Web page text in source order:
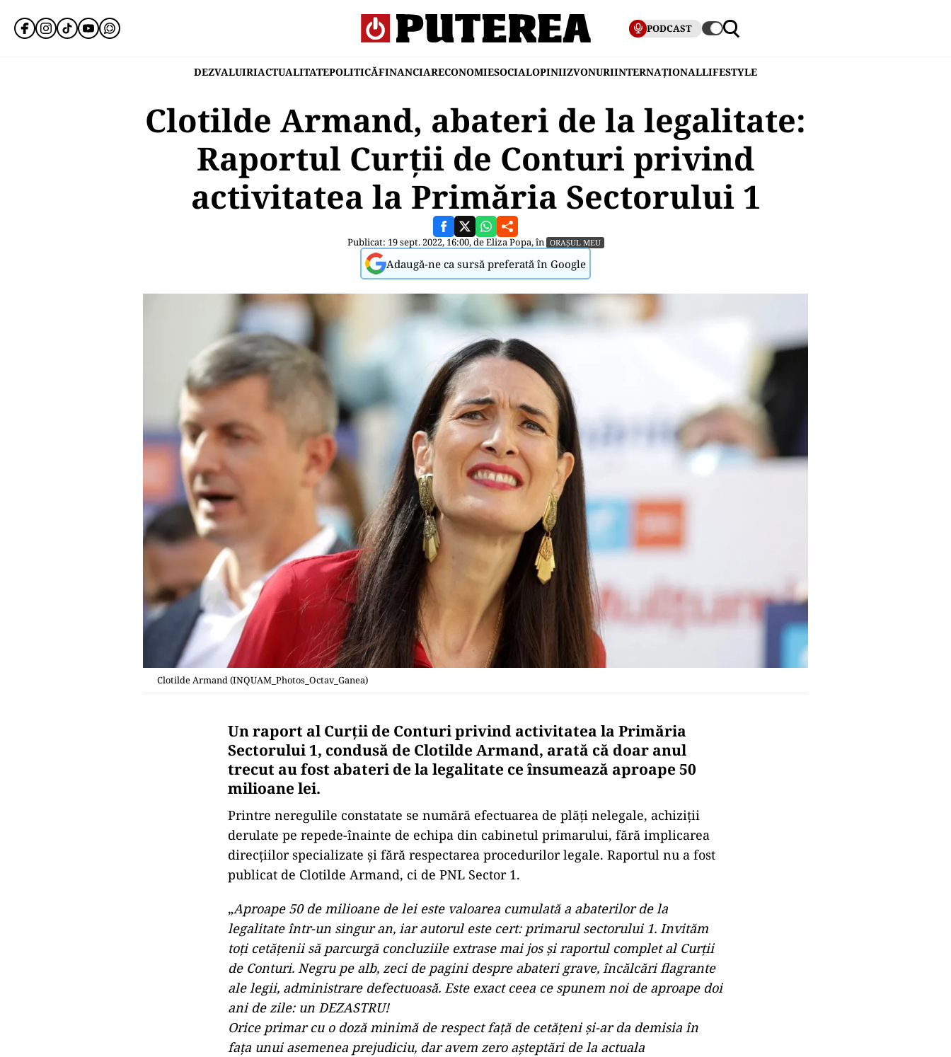
PODCAST
DEZVALUIRIACTUALITATEPOLITICĂFINANCIARECONOMIESOCIALOPINIIZVONURIINTERNAȚIONALLIFESTYLE
Clotilde Armand, abateri de la legalitate:
Raportul Curții de Conturi privind
activitatea la Primăria Sectorului 1
Publicat: 19 sept. 2022, 16:00, deEliza Popa, în ORAȘUL MEU
Adaugă-ne ca sursă preferată în Google
Clotilde Armand (INQUAM_Photos_Octav_Ganea)
Un raport al Curții de Conturi privind activitatea la Primăria
Sectorului 1, condusă de Clotilde Armand, arată că doar anul
trecut au fost abateri de la legalitate ce însumează aproape 50
milioane lei.
Printre neregulile constatate se numără efectuarea de plăți nelegale, achiziții
derulate pe repede-înainte de echipa din cabinetul primarului, fără implicarea
direcțiilor specializate și fără respectarea procedurilor legale. Raportul nu a fost
publicat de Clotilde Armand, ci de PNL Sector 1.
„Aproape 50 de milioane de lei este valoarea cumulată a abaterilor de la
legalitate într-un singur an, iar autorul este cert: primarul sectorului 1. Invităm
toți cetățenii să parcurgă concluziile extrase mai jos și raportul complet al Curții
de Conturi. Negru pe alb, zeci de pagini despre abateri grave, încălcări flagrante
ale legii, administrare defectuoasă. Este exact ceea ce spunem noi de aproape doi
ani de zile: un DEZASTRU!
Orice primar cu o doză minimă de respect față de cetățeni și-ar da demisia în
fața unui asemenea prejudiciu, dar avem zero așteptări de la actuala